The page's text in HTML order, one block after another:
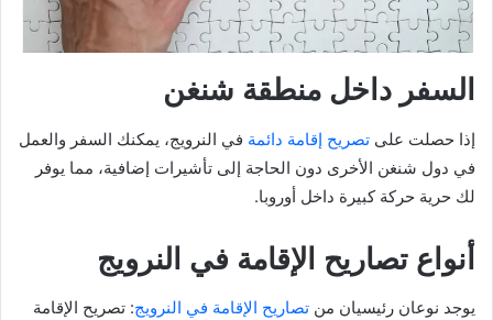
السفر داخل منطقة شنغن
إذا حصلت على تصريح إقامة دائمة في النرويج، يمكنك السفر والعمل
في دول شنغن الأخرى دون الحاجة إلى تأشيرات إضافية، مما يوفر
لك حرية حركة كبيرة داخل أوروبا.
أنواع تصاريح الإقامة في النرويج
يوجد نوعان رئيسيان من تصاريح الإقامة في النرويج: تصريح الإقامة